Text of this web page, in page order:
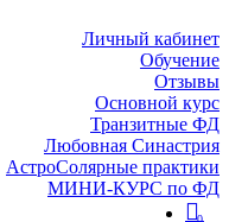
Личный кабинет
Обучение
Отзывы
Основной курс
Транзитные ФД
Любовная Синастрия
АстроСолярные практики
МИНИ-КУРС по ФД
0